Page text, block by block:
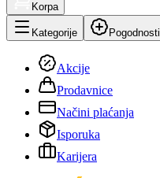
Korpa
Kategorije Pogodnosti
Akcije
Prodavnice
Načini plaćanja
Isporuka
Karijera